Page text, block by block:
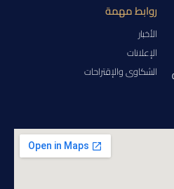
روابط مهمة
الأخبار
الإعلانات
الشكاوى والإقتراحات